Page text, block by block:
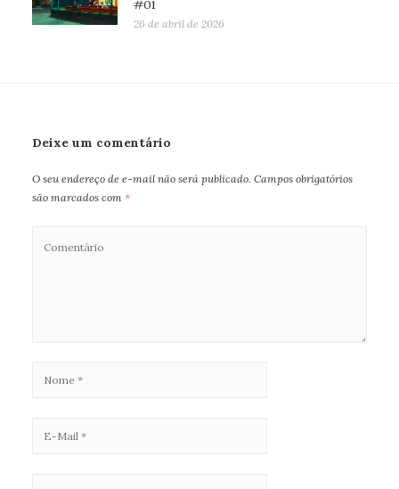
#01
26 de abril de 2026
Deixe um comentário
O seu endereço de e-mail não será publicado. Campos obrigatórios
são marcados com *